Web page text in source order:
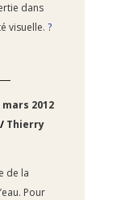
dans
visuelle. ?
2012
/ Thierry
de la
Pour